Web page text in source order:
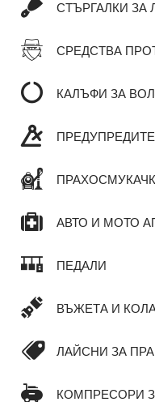
СТЪРГАЛКИ ЗА
СРЕДСТВА
КАЛЪФИ ЗА
АВТО И МОТО
ПЕДАЛИ
ВЪЖЕТА И
ЛАЙСНИ ЗА
КОМПРЕСОРИ